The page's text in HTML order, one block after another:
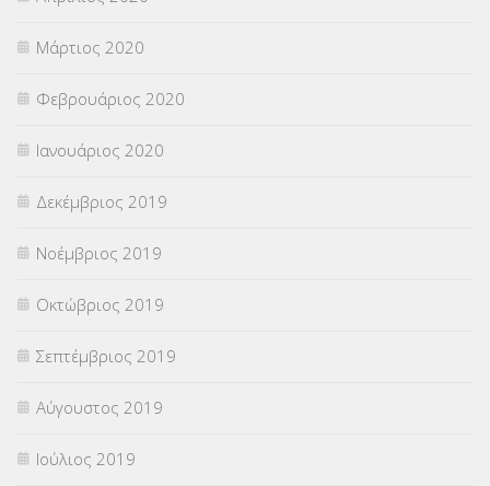
Μάρτιος 2020
Φεβρουάριος 2020
Ιανουάριος 2020
Δεκέμβριος 2019
Νοέμβριος 2019
Οκτώβριος 2019
Σεπτέμβριος 2019
Αύγουστος 2019
Ιούλιος 2019